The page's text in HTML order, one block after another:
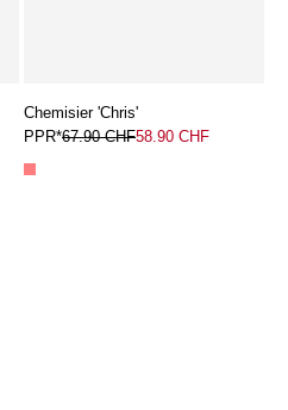
Chemisier 'Chris'
PPR*67.90 CHF58.90 CHF